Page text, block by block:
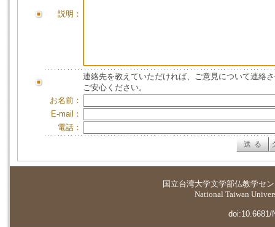
説明：
連絡先を教えていただければ、ご意見について連絡
ご安心ください。
お名前：
E-mail：
電話：
国立台湾大学文学部仏教学セ
National Taiwan
doi:10.6681/